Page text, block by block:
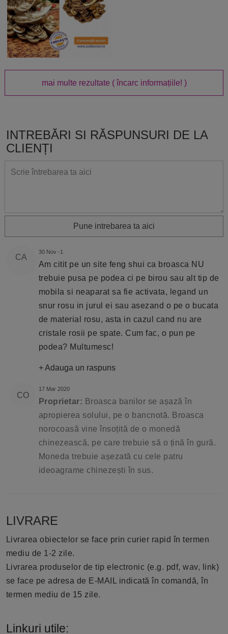
mai multe rezultate ( încarc informațiile! )
INTREBĂRI SI RĂSPUNSURI DE LA
CLIENȚI
Pune intrebarea ta aici
CA
30 Nov -1
Am citit pe un site feng shui ca broasca NU
trebuie pusa pe podea ci pe birou sau alt tip de
mobila si neaparat sa fie activata, legand un
snur rosu in jurul ei sau asezand o pe o bucata
de material rosu, asta in cazul cand nu are
cristale rosii pe spate. Cum fac, o pun pe
podea? Multumesc!
+ Adauga un raspuns
CO
17 Mar 2020
Proprietar: Broasca banilor se așază în
apropierea solului, pe o bancnotă. Broasca
norocoasă vine însoțită de o monedă
chinezească, pe care trebuie să o țină în gură.
Moneda trebuie așezată cu cele patru
ideoagrame chinezești în sus.
LIVRARE
Livrarea obiectelor se face prin curier rapid în termen
mediu de 1-2 zile.
Livrarea produselor de tip electronic (e.g. pdf, wav, link)
se face pe adresa de E-MAIL indicată în comandă, în
termen mediu de 15 zile.
Linkuri utile: